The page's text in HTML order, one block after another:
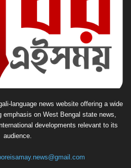
language news website offering a wide
emphasis on West Bengal state news,
developments relevant to its
audience.